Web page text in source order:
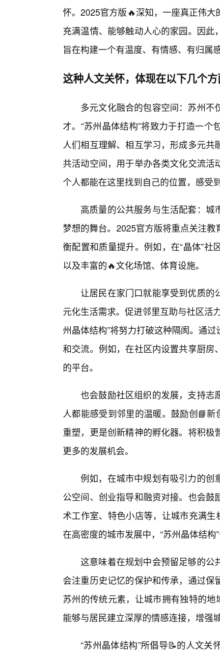
怀。2025官方版🔥深知，一座真正伟
充满温情、能够触动人心的家园。因
旨在构建一个有温度、有情感、有归属
这种人文关怀，体现在以下几个
多元文化融合的包容空间：苏州
才。“苏州晶体结构”将致力于打造一
人们相互理解、相互学习，形成多元
共活动空间，用于举办各类文化交流
个人都能在这里找到自己的位置，感受
高质量的公共服务与生活配套：
梦想的舞台。2025官方版将重点关注
衡配置和质量提升。例如，在“晶体”
以及丰富的🔥文化场馆、体育设施。
让居民在家门口就能享受到优质的
元化生活需求。促进邻里互助与社区活
州晶体结构”将努力打破这种隔阂。通
和交流。例如，在社区内设置共享厨
的平台。
也会鼓励社区组织的发展，支持
人都能感受到邻里的温暖。鼓励创📘
重塑，更是创新精神的孵化器。将积
更多的发展机会。
例如，在城市中规划有吸引力的创
公空间、创业指导和融资对接。也会
术工作室、特色小店等，让城市充满
在高密度的城市发展中，“苏州晶体结构
这意味着在规划中会预留足够的公
会注重历史记忆的保护和传承，通过
苏州的传统元素，让城市拥有独特的
能够与居民建立深厚的情感连接，增强
“苏州晶体结构”所倡导📝的人文